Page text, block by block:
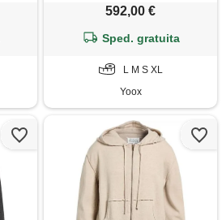
592,00 €
Sped. gratuita
L M S XL
Yoox